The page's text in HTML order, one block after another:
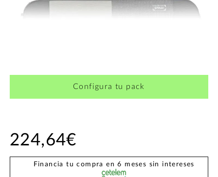
Configura tu pack
224,64€
Financia tu compra en 6 meses sin intereses